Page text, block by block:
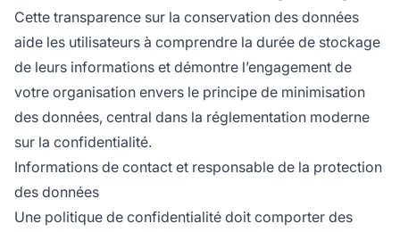
Cette transparence sur la conservation des données
aide les utilisateurs à comprendre la durée de stockage
de leurs informations et démontre l’engagement de
votre organisation envers le principe de minimisation
des données, central dans la réglementation moderne
sur la confidentialité.
Informations de contact et responsable de la protection
des données
Une politique de confidentialité doit comporter des